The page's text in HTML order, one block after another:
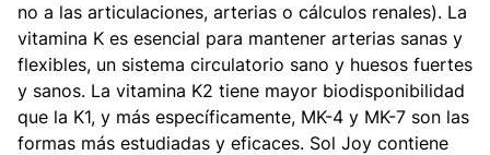
no a las articulaciones, arterias o cálculos renales). La
vitamina K es esencial para mantener arterias sanas y
flexibles, un sistema circulatorio sano y huesos fuertes
y sanos. La vitamina K2 tiene mayor biodisponibilidad
que la K1, y más específicamente, MK-4 y MK-7 son las
formas más estudiadas y eficaces. Sol Joy contiene